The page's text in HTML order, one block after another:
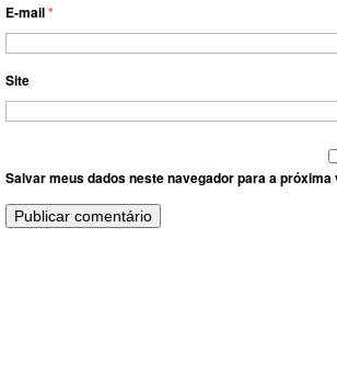
E-mail*
Site
Salvar meus dados neste navegador para a próxima